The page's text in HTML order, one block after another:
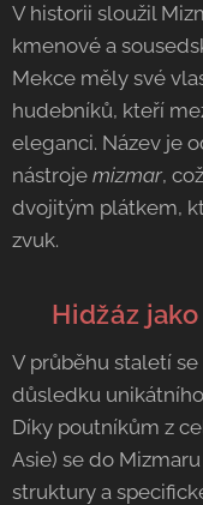
V historii sloužil
kmenové a
Mekce měly své
hudebníků, kteří
eleganci. Název je
nástroje mizmar,
dvojitým plátkem,
zvuk.
🌍 Hidžáz
V průběhu staletí
důsledku
Díky poutníkům z
Asie) se do
struktury a